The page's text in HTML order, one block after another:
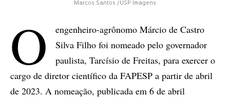
Marcos Santos /USP Imagens
O
engenheiro-agrônomo Márcio de Castro
Silva Filho foi nomeado pelo governador
paulista, Tarcísio de Freitas, para exercer o
cargo de diretor científico da FAPESP a partir de abril
de 2023. A nomeação, publicada em 6 de abril